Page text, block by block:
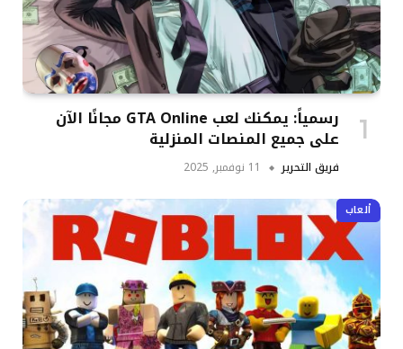
رسمياً: يمكنك لعب GTA Online مجانًا الآن
على جميع المنصات المنزلية
فريق التحرير 11 نوفمبر, 2025
ألعاب